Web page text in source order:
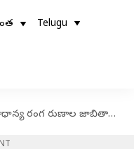
Telugu
రుణాల జాబితాలో దేశీయ సోలార్ ప్యానల్ తయారీ పరిశ్రమ